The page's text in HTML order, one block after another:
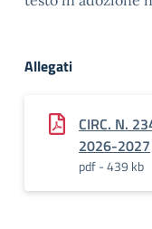
Allegati
CIRC. N.
2026-2027
pdf - 439 kb